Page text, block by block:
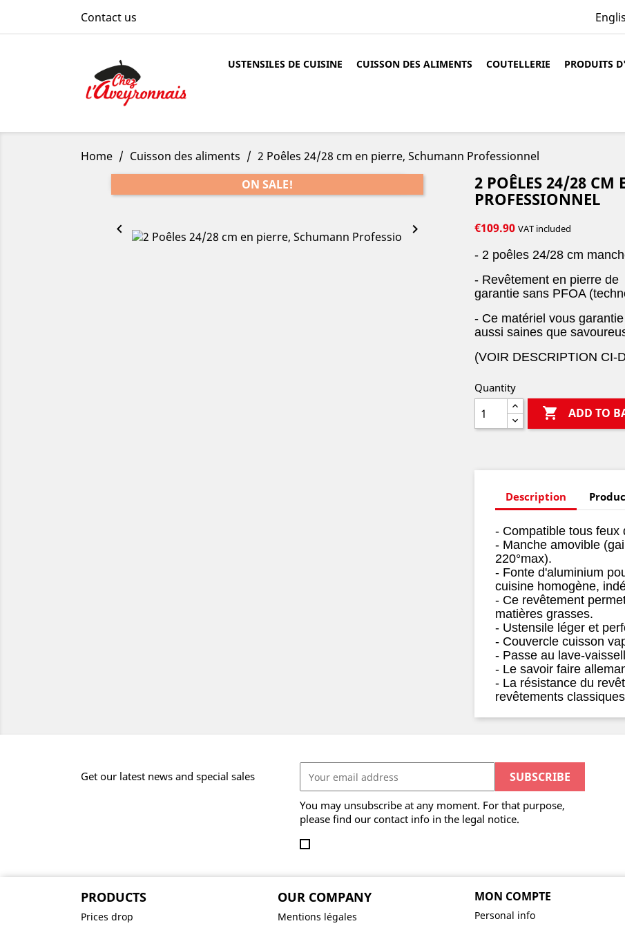
Contact us
USTENSILES DE CUISINE CUISSON DES ALIMENTS COUTELLERIE PRODUITS
Home Cuisson des aliments
2 Poêles 24/28 cm en pierre, Schumann Professionnel
ON SALE!
 
2 POÊLES 24/28 CM
PROFESSIONNEL
€109.90 VAT included
- 2 poêles 24/28 cm
- Revêtement en pierre
garantie sans PFOA
- Ce matériel vous
aussi saines que
(VOIR DESCRIPTION CI-
Quantity
 ADD TO
Description
- Compatible tous feux
- Manche amovible
220°max).
- Fonte d'aluminium
cuisine homogène,
- Ce revêtement
matières grasses.
- Ustensile léger et
- Couvercle cuisson
- Passe au lave-
- Le savoir faire
- La résistance du
revêtements
Get our latest news and special sales
You may unsubscribe at any moment. For that purpose,
please find our contact info in the legal notice.
PRODUCTS
Prices drop
OUR COMPANY
Mentions légales
MON COMPTE
Personal info